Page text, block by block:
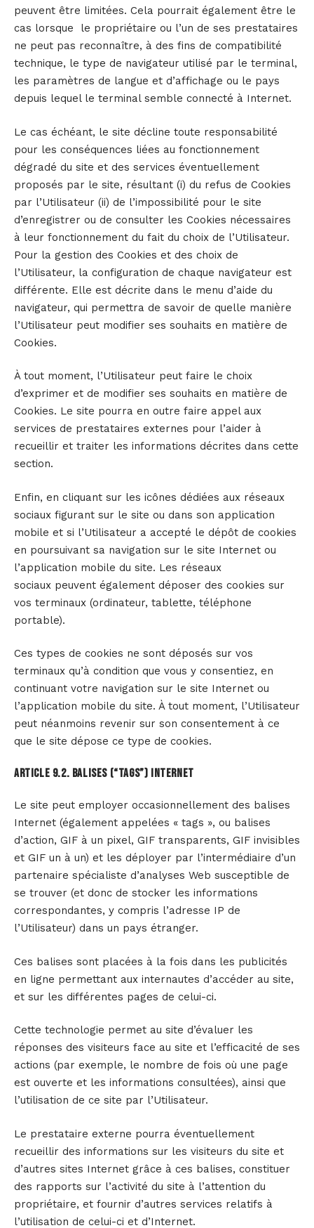
peuvent être limitées. Cela pourrait également être le
cas lorsque le propriétaire ou l’un de ses prestataires
ne peut pas reconnaître, à des fins de compatibilité
technique, le type de navigateur utilisé par le terminal,
les paramètres de langue et d’affichage ou le pays
depuis lequel le terminal semble connecté à Internet.
Le cas échéant, le site décline toute responsabilité
pour les conséquences liées au fonctionnement
dégradé du site et des services éventuellement
proposés par le site, résultant (i) du refus de Cookies
par l’Utilisateur (ii) de l’impossibilité pour le site
d’enregistrer ou de consulter les Cookies nécessaires
à leur fonctionnement du fait du choix de l’Utilisateur.
Pour la gestion des Cookies et des choix de
l’Utilisateur, la configuration de chaque navigateur est
différente. Elle est décrite dans le menu d’aide du
navigateur, qui permettra de savoir de quelle manière
l’Utilisateur peut modifier ses souhaits en matière de
Cookies.
À tout moment, l’Utilisateur peut faire le choix
d’exprimer et de modifier ses souhaits en matière de
Cookies. Le site pourra en outre faire appel aux
services de prestataires externes pour l’aider à
recueillir et traiter les informations décrites dans cette
section.
Enfin, en cliquant sur les icônes dédiées aux réseaux
sociaux figurant sur le site ou dans son application
mobile et si l’Utilisateur a accepté le dépôt de cookies
en poursuivant sa navigation sur le site Internet ou
l’application mobile du site. Les réseaux
sociaux peuvent également déposer des cookies sur
vos terminaux (ordinateur, tablette, téléphone
portable).
Ces types de cookies ne sont déposés sur vos
terminaux qu’à condition que vous y consentiez, en
continuant votre navigation sur le site Internet ou
l’application mobile du site. À tout moment, l’Utilisateur
peut néanmoins revenir sur son consentement à ce
que le site dépose ce type de cookies.
Article 9.2. BALISES (“TAGS”) INTERNET
Le site peut employer occasionnellement des balises
Internet (également appelées « tags », ou balises
d’action, GIF à un pixel, GIF transparents, GIF invisibles
et GIF un à un) et les déployer par l’intermédiaire d’un
partenaire spécialiste d’analyses Web susceptible de
se trouver (et donc de stocker les informations
correspondantes, y compris l’adresse IP de
l’Utilisateur) dans un pays étranger.
Ces balises sont placées à la fois dans les publicités
en ligne permettant aux internautes d’accéder au site,
et sur les différentes pages de celui-ci.
Cette technologie permet au site d’évaluer les
réponses des visiteurs face au site et l’efficacité de ses
actions (par exemple, le nombre de fois où une page
est ouverte et les informations consultées), ainsi que
l’utilisation de ce site par l’Utilisateur.
Le prestataire externe pourra éventuellement
recueillir des informations sur les visiteurs du site et
d’autres sites Internet grâce à ces balises, constituer
des rapports sur l’activité du site à l’attention du
propriétaire, et fournir d’autres services relatifs à
l’utilisation de celui-ci et d’Internet.